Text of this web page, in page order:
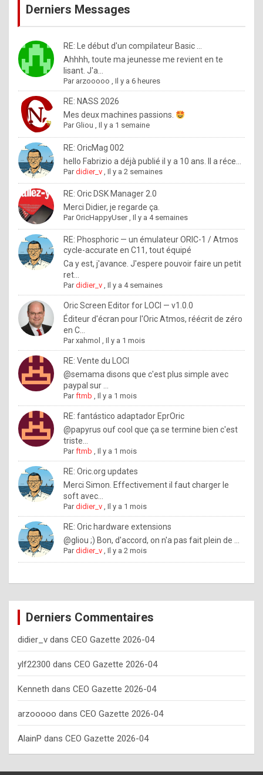
%
m
a
d
b
y
o
l
e
x
.
I
f
y
o
u
w
a
n
t
o
n
o
w
h
o
w
o
e
y
o
u
s
h
o
Derniers Messages
RE: Le début d'un compilateur Basic ...
Ahhhh, toute ma jeunesse me revient en te
lisant. J'a...
Par arzooooo ,Il y a 6 heures
RE: NASS 2026
Mes deux machines passions.
ParGliou ,Il y a 1 semaine
RE: OricMag 002
hello Fabrizio a déjà publié il y a 10 ans. Il a réce...
Pardidier_v ,Il y a 2 semaines
RE: Oric DSK Manager 2.0
Merci Didier, je regarde ça.
ParOricHappyUser,Il y a 4 semaines
RE: Phosphoric — un émulateur ORIC-1 / Atmos
cycle-accurate en C11, tout équipé
Ca y est, j'avance. J'espere pouvoir faire un petit
ret...
Pardidier_v ,Il y a 4 semaines
Oric Screen Editor for LOCI — v1.0.0
Éditeur d'écran pour l'Oric Atmos, réécrit de zéro
en C...
Parxahmol ,Il y a 1 mois
RE: Vente du LOCI
@semama disons que c'est plus simple avec
paypal sur ...
Parftmb ,Il y a 1 mois
RE: fantástico adaptador EprOric
@papyrus ouf cool que ça se termine bien c'est
triste...
Parftmb ,Il y a 1 mois
RE: Oric.org updates
Merci Simon. Effectivement il faut charger le
soft avec...
Pardidier_v ,Il y a 1 mois
RE: Oric hardware extensions
@gliou ;) Bon, d'accord, on n'a pas fait plein de ...
Pardidier_v ,Il y a 2 mois
Derniers Commentaires
didier_v dans CEO Gazette 2026-04
ylf22300 dans CEO Gazette 2026-04
Kenneth dans CEO Gazette 2026-04
arzooooo dans CEO Gazette 2026-04
AlainP dans CEO Gazette 2026-04